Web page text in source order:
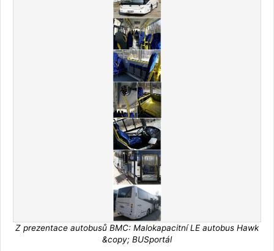
Z prezentace autobusů BMC: Malokapacitní LE autobus Hawk
&copy; BUSportál